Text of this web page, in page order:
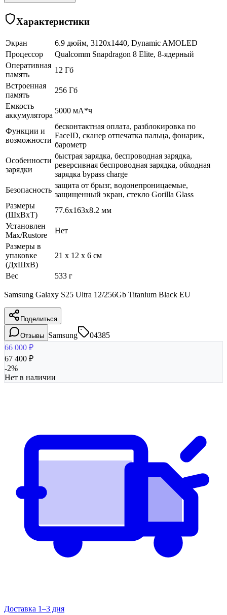
Характеристики
Экран
6.9 дюйм, 3120x1440, Dynamic AMOLED
Процессор
Qualcomm Snapdragon 8 Elite, 8-ядерный
Оперативная
память
12 Гб
Встроенная
память
256 Гб
Емкость
аккумулятора
5000 мА*ч
Функции и
возможности
бесконтактная оплата, разблокировка по
FaceID, сканер отпечатка пальца, фонарик,
барометр
Особенности
зарядки
быстрая зарядка, беспроводная зарядка,
реверсивная беспроводная зарядка, обходная
зарядка bypass charge
Безопасность
защита от брызг, водонепроницаемые,
защищенный экран, cтекло Gorilla Glass
Размеры
(ШхВхТ)
77.6x163x8.2 мм
Установлен
Max/Rustore
Нет
Размеры в
упаковке
(ДхШхВ)
21 x 12 x 6 см
Вес 533 г
Samsung Galaxy S25 Ultra 12/256Gb Titanium Black EU
Поделиться
Отзывы Samsung
04385
66 000 ₽
67 400 ₽
-2%
Нет в наличии
Доставка 1–3 дня